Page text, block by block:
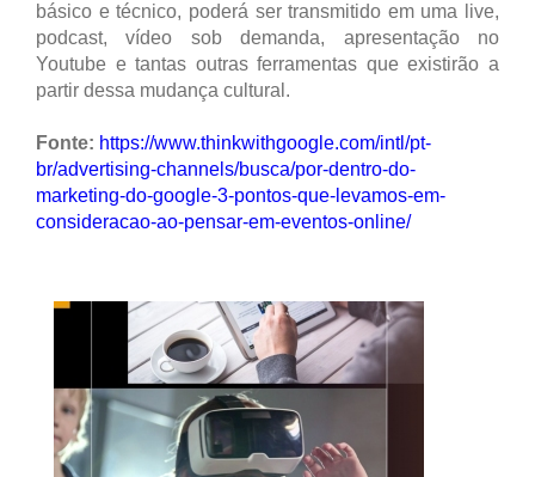
básico e técnico, poderá ser transmitido em uma live,
podcast, vídeo sob demanda, apresentação no
Youtube e tantas outras ferramentas que existirão a
partir dessa mudança cultural.
Fonte: https://www.thinkwithgoogle.com/intl/pt-
br/advertising-channels/busca/por-dentro-do-
marketing-do-google-3-pontos-que-levamos-em-
consideracao-ao-pensar-em-eventos-online/